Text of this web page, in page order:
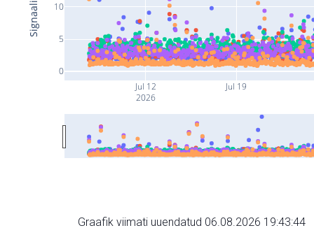
Jul 12
2026
Jul 19
0
5
10
Graafik viimati uuendatud 06.08.2026 19:43:44